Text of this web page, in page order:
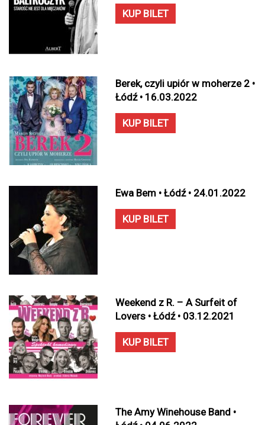
KUP BILET
Berek, czyli upiór w moherze 2 •
Łódź • 16.03.2022
KUP BILET
Ewa Bem • Łódź • 24.01.2022
KUP BILET
Weekend z R. – A Surfeit of
Lovers • Łódź • 03.12.2021
KUP BILET
The Amy Winehouse Band •